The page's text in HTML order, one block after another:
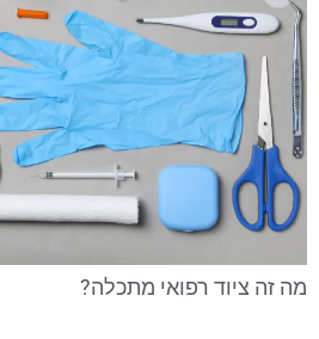
מה זה ציוד רפואי מתכלה?